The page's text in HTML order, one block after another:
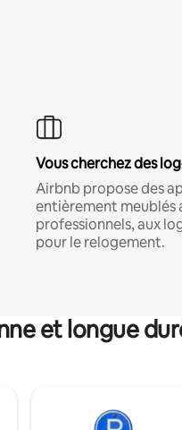
Vous cherchez des
Airbnb propose des
entièrement meublés
professionnels, aux
pour le relogement.
et longue